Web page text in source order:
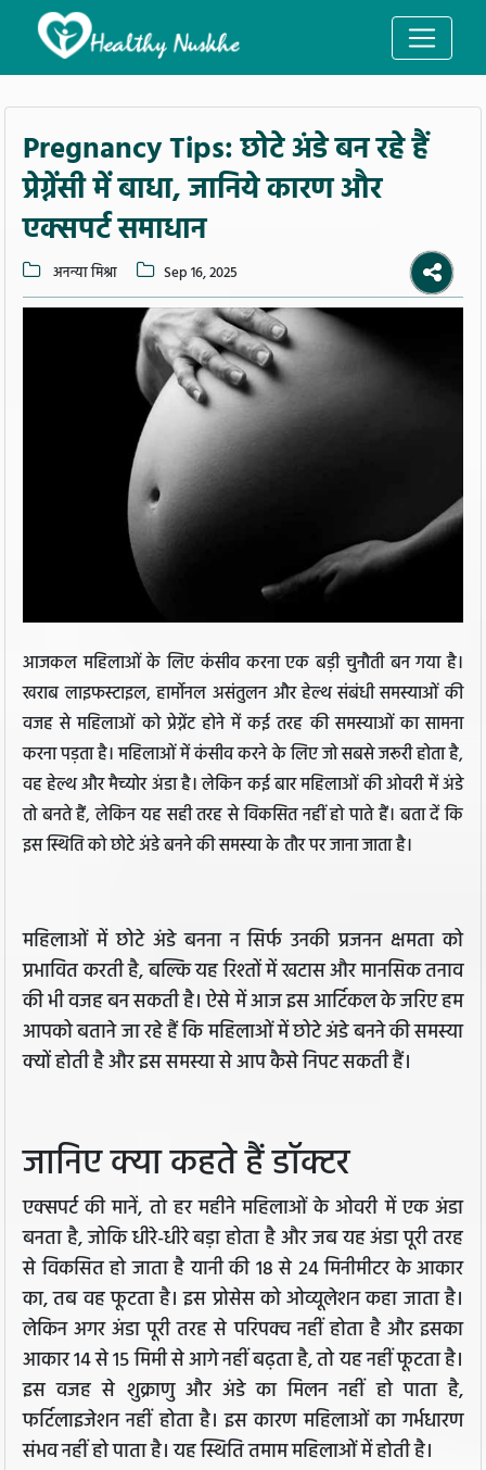
Pregnancy Tips: छोटे अंडे बन रहे हैं
प्रेग्नेंसी में बाधा, जानिये कारण और
एक्सपर्ट समाधान
अनन्या मिश्रा Sep 16, 2025
आजकल महिलाओं के लिए कंसीव करना एक बड़ी चुनौती बन गया है।
खराब लाइफस्टाइल, हार्मोनल असंतुलन और हेल्थ संबंधी समस्याओं की
वजह से महिलाओं को प्रेग्नेंट होने में कई तरह की समस्याओं का सामना
करना पड़ता है। महिलाओं में कंसीव करने के लिए जो सबसे जरूरी होता है,
वह हेल्थ और मैच्योर अंडा है। लेकिन कई बार महिलाओं की ओवरी में अंडे
तो बनते हैं, लेकिन यह सही तरह से विकसित नहीं हो पाते हैं। बता दें कि
इस स्थिति को छोटे अंडे बनने की समस्या के तौर पर जाना जाता है।
महिलाओं में छोटे अंडे बनना न सिर्फ उनकी प्रजनन क्षमता को
प्रभावित करती है, बल्कि यह रिश्तों में खटास और मानसिक तनाव
की भी वजह बन सकती है। ऐसे में आज इस आर्टिकल के जरिए हम
आपको बताने जा रहे हैं कि महिलाओं में छोटे अंडे बनने की समस्या
क्यों होती है और इस समस्या से आप कैसे निपट सकती हैं।
जानिए क्या कहते हैं डॉक्टर
एक्सपर्ट की मानें, तो हर महीने महिलाओं के ओवरी में एक अंडा
बनता है, जोकि धीरे-धीरे बड़ा होता है और जब यह अंडा पूरी तरह
से विकसित हो जाता है यानी की 18 से 24 मिनीमीटर के आकार
का, तब वह फूटता है। इस प्रोसेस को ओव्यूलेशन कहा जाता है।
लेकिन अगर अंडा पूरी तरह से परिपक्व नहीं होता है और इसका
आकार 14 से 15 मिमी से आगे नहीं बढ़ता है, तो यह नहीं फूटता है।
इस वजह से शुक्राणु और अंडे का मिलन नहीं हो पाता है,
फर्टिलाइजेशन नहीं होता है। इस कारण महिलाओं का गर्भधारण
संभव नहीं हो पाता है। यह स्थिति तमाम महिलाओं में होती है।